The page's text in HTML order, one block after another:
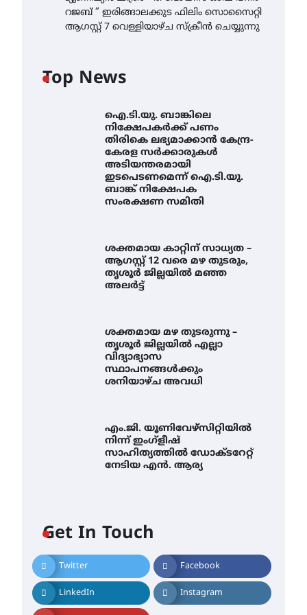
റജബ് ” ഇരിങ്ങാലക്കുട ഫിലിം സൊസൈറ്റി
ആഗസ്റ്റ് 7 വെള്ളിയാഴ്ച സ്‌ക്രീൻ ചെയ്യുന്നു
Top News
ഐ.ടി.യു. ബാങ്കിലെ
നിക്ഷേപകർക്ക് പണം
തിരികെ ലഭ്യമാക്കാൻ കേന്ദ്ര-
കേരള സർക്കാരുകൾ
അടിയന്തരമായി
ഇടപെടണമെന്ന് ഐ.ടി.യു.
ബാങ്ക് നിക്ഷേപക
സംരക്ഷണ സമിതി
ശക്തമായ കാറ്റിന് സാധ്യത –
ആഗസ്റ്റ് 12 വരെ മഴ തുടരും,
തൃശൂർ ജില്ലയിൽ മഞ്ഞ
അലർട്ട്
ശക്തമായ മഴ തുടരുന്നു –
തൃശൂർ ജില്ലയിൽ എല്ലാ
വിദ്യാഭ്യാസ
സ്ഥാപനങ്ങൾക്കും
ശനിയാഴ്ച അവധി
എം.ജി. യൂണിവേഴ്‌സിറ്റിയിൽ
നിന്ന് ഇംഗ്ളീഷ്
സാഹിത്യത്തിൽ ഡോക്ടറേറ്റ്
നേടിയ എൻ. ആര്യ
Get In Touch
Twitter Facebook
LinkedIn Instagram
തൃശൂർ ജില്ലയിൽ മഞ്ഞ
അലർട്ട്
August 8, 2026
ശക്തമായ മഴ തുടരുന്നു –
തൃശൂർ ജില്ലയിൽ എല്ലാ
വിദ്യാഭ്യാസ